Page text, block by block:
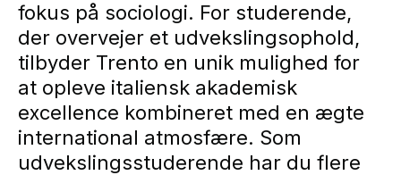
fokus på sociologi. For studerende,
der overvejer et udvekslingsophold,
tilbyder Trento en unik mulighed for
at opleve italiensk akademisk
excellence kombineret med en ægte
international atmosfære. Som
udvekslingsstuderende har du flere